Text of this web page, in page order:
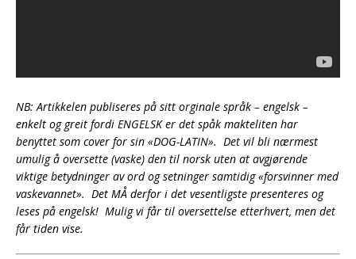
NB: Artikkelen publiseres på sitt orginale språk – engelsk –
enkelt og greit fordi ENGELSK er det spåk makteliten har
benyttet som cover for sin «DOG-LATIN». Det vil bli nærmest
umulig å oversette (vaske) den til norsk uten at avgjørende
viktige betydninger av ord og setninger samtidig «forsvinner med
vaskevannet». Det MÅ derfor i det vesentligste presenteres og
leses på engelsk! Mulig vi får til oversettelse etterhvert, men det
får tiden vise.